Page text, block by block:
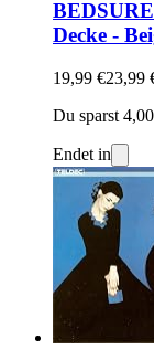
Decke -
19,99 €23,99
Du sparst
Endet in